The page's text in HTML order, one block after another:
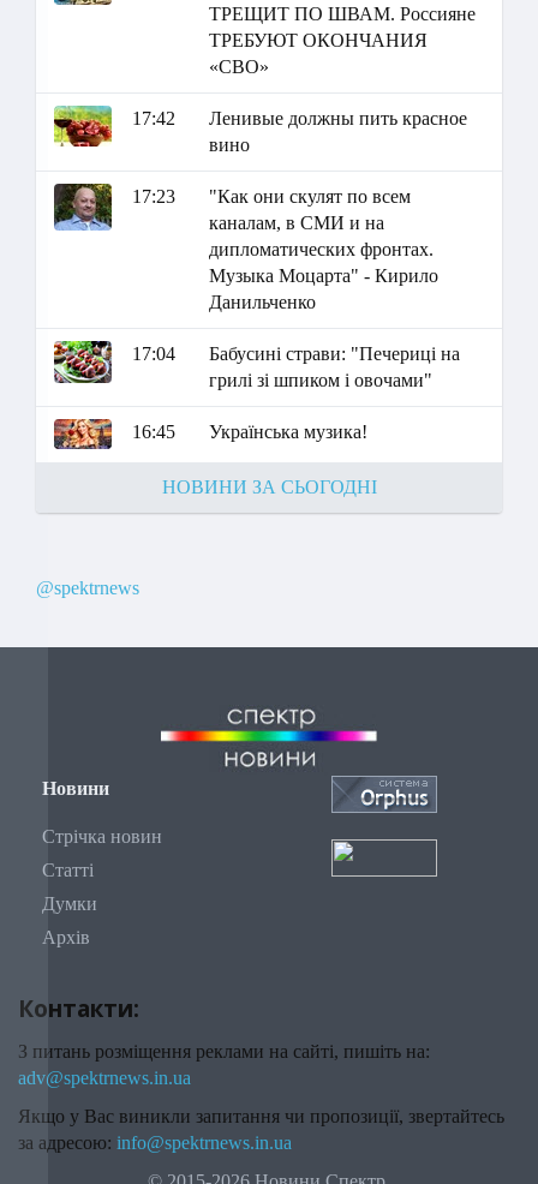
ТРЕЩИТ ПО ШВАМ. Россияне
ТРЕБУЮТ ОКОНЧАНИЯ
«СВО»
17:42
Ленивые должны пить красное
вино
17:23
"Как они скулят по всем
каналам, в СМИ и на
дипломатических фронтах.
Музыка Моцарта" - Кирило
Данильченко
17:04
Бабусині страви: "Печериці на
грилі зі шпиком і овочами"
16:45 Українська музика!
НОВИНИ ЗА СЬОГОДНІ
@spektrnews
Новини
Стрічка новин
Статті
Думки
Архів
Контакти:
З питань розміщення реклами на сайті, пишіть на:
adv@spektrnews.in.ua
Якщо у Вас виникли запитання чи пропозиції, звертайтесь
за адресою: info@spektrnews.in.ua